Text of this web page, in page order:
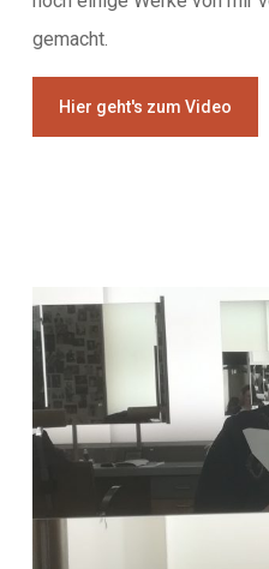
gemacht.
Hier geht's zum Video